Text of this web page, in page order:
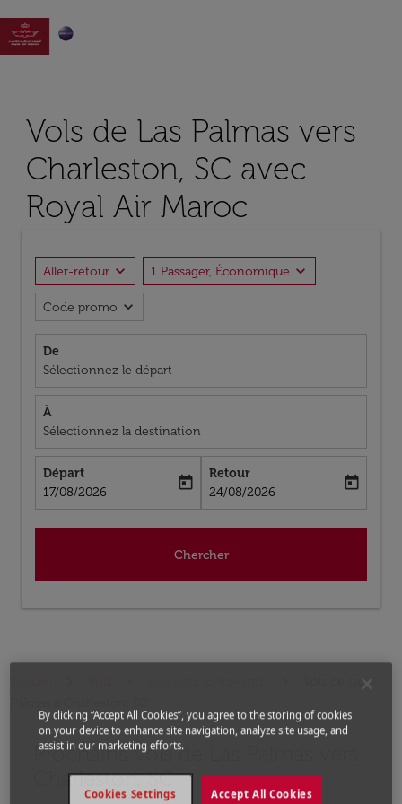

Vols de Las Palmas vers
Charleston, SC avec
Royal Air Maroc
Aller-retour expand_more 1 Passager, Économique expand_more
Code promo expand_more
De
Sélectionnez le départ
À
Sélectionnez la destination
Départ
fc-booking-departure-date-aria-label
17/08/2026
today
Retour
fc-booking-return-date-aria-label
24/08/2026
today
Chercher
Vols de Las
Prochains Vols de Las Palmas vers
Charleston, SC
Aucun tarif trouvé pour les options populaires
By clicking “Accept All Cookies”, you agree to the storing of cookies
on your device to enhance site navigation, analyze site usage, and
assist in our marketing efforts.
Accept All Cookies
Cookies Settings